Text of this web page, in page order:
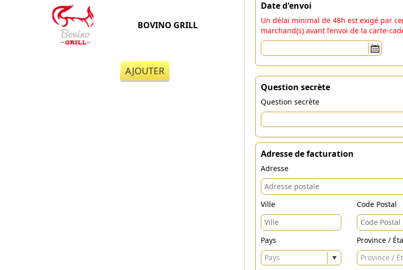
BOVINO GRILL
AJOUTER
Date d'envoi
Un délai minimal de 48h est exigé par
marchand(s) avant l’envoi de la carte-
Question secrète
Question secrète
Adresse de facturation
Adresse
Ville Code Postal
Pays
Pays
Province /
Province /